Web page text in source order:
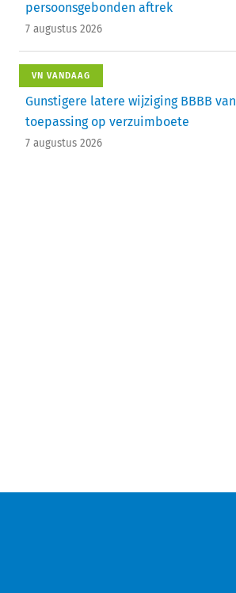
persoonsgebonden aftrek
7 augustus 2026
VN VANDAAG
Gunstigere latere wijziging BBBB van
toepassing op verzuimboete
7 augustus 2026